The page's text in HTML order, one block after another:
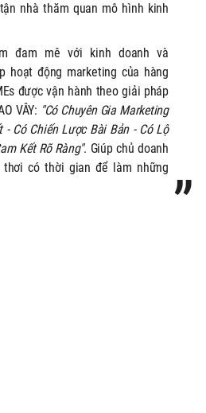
nhà thăm quan mô hình kinh
đam mê với kinh doanh và
hoạt động marketing của hàng
được vận hành theo giải pháp
VÂY: "Có Chuyên Gia Marketing
- Có Chiến Lược Bài Bản - Có Lộ
Kết Rõ Ràng". Giúp chủ doanh
thơi có thời gian để làm những